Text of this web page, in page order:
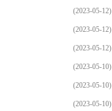
(2023-05-12)
(2023-05-12)
(2023-05-12)
(2023-05-10)
(2023-05-10)
(2023-05-10)